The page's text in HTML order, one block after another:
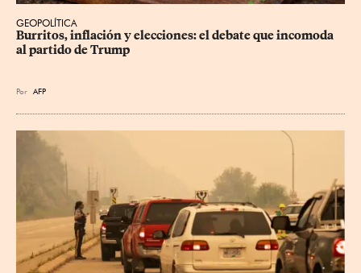
GEOPOLÍTICA
Burritos, inflación y elecciones: el debate que incomoda
al partido de Trump
Por AFP